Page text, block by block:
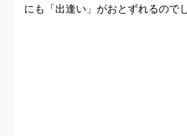
にも「出逢い」がおとずれるので